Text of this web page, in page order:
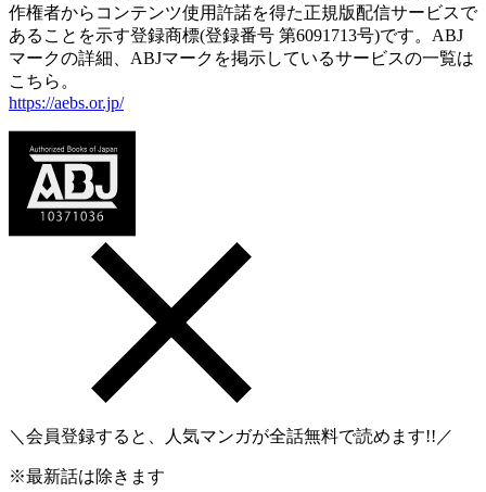
作権者からコンテンツ使用許諾を得た正規版配信サービスで
あることを示す登録商標(登録番号 第6091713号)です。ABJ
マークの詳細、ABJマークを掲示しているサービスの一覧は
こちら。
https://aebs.or.jp/
＼会員登録すると、人気マンガが全話無料で読めます!!／
※最新話は除きます